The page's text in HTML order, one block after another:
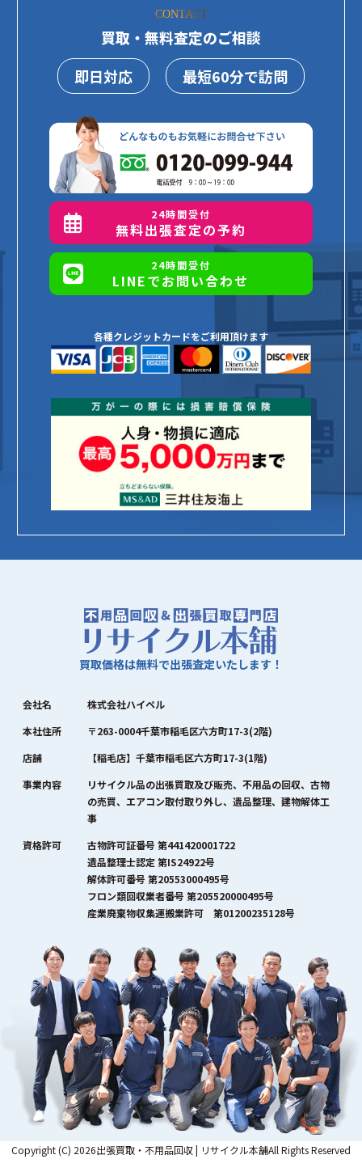
CONTACT
買取・無料査定のご相談
即日対応
最短60分で訪問
24時間受付
無料出張査定の予約
24時間受付
LINEでお問い合わせ
各種クレジットカードをご利用頂けます
買取価格は無料で出張査定いたします！
会社名
株式会社ハイペル
本社住所
〒263-0004千葉市稲毛区六方町17-3(2階)
店舗
【稲毛店】千葉市稲毛区六方町17-3(1階)
事業内容
リサイクル品の出張買取及び販売、不用品の回収、古物
の売買、エアコン取付取り外し、遺品整理、建物解体工
事
資格許可
古物許可証番号 第441420001722
遺品整理士認定 第IS24922号
解体許可番号 第20553000495号
フロン類回収業者番号 第205520000495号
産業廃棄物収集運搬業許可 第01200235128号
Copyright (C) 2026出張買取・不用品回収 | リサイクル本舗All Rights Reserved